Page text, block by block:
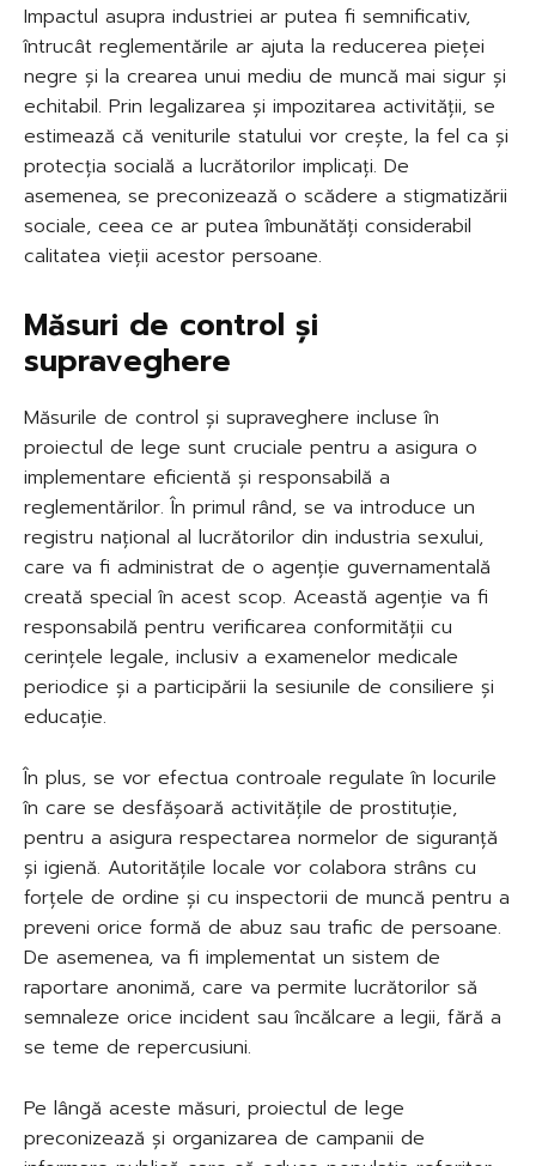
Impactul asupra industriei ar putea fi semnificativ,
întrucât reglementările ar ajuta la reducerea pieței
negre și la crearea unui mediu de muncă mai sigur și
echitabil. Prin legalizarea și impozitarea activității, se
estimează că veniturile statului vor crește, la fel ca și
protecția socială a lucrătorilor implicați. De
asemenea, se preconizează o scădere a stigmatizării
sociale, ceea ce ar putea îmbunătăți considerabil
calitatea vieții acestor persoane.
Măsuri de control și
supraveghere
Măsurile de control și supraveghere incluse în
proiectul de lege sunt cruciale pentru a asigura o
implementare eficientă și responsabilă a
reglementărilor. În primul rând, se va introduce un
registru național al lucrătorilor din industria sexului,
care va fi administrat de o agenție guvernamentală
creată special în acest scop. Această agenție va fi
responsabilă pentru verificarea conformității cu
cerințele legale, inclusiv a examenelor medicale
periodice și a participării la sesiunile de consiliere și
educație.
În plus, se vor efectua controale regulate în locurile
în care se desfășoară activitățile de prostituție,
pentru a asigura respectarea normelor de siguranță
și igienă. Autoritățile locale vor colabora strâns cu
forțele de ordine și cu inspectorii de muncă pentru a
preveni orice formă de abuz sau trafic de persoane.
De asemenea, va fi implementat un sistem de
raportare anonimă, care va permite lucrătorilor să
semnaleze orice incident sau încălcare a legii, fără a
se teme de repercusiuni.
Pe lângă aceste măsuri, proiectul de lege
preconizează și organizarea de campanii de